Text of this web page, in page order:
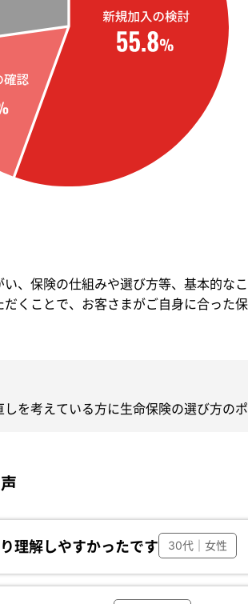
、保険の仕組みや選び方等、基本的なこ
くことで、お客さまがご自身に合った
を考えている方に生命保険の選び方のポ
理解しやすかったです 30代｜女性